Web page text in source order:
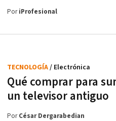
PoriProfesional
Qué comprar para
un televisor antiguo
TECNOLOGÍA/ Electrónica
PorCésar Dergarabedian